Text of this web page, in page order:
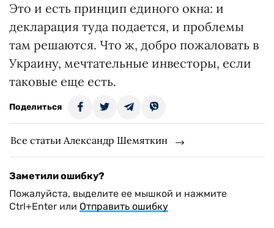
Это и есть принцип единого окна: и
декларация туда подается, и проблемы
там решаются. Что ж, добро пожаловать в
Украину, мечтательные инвесторы, если
таковые еще есть.
Поделиться
Все статьи Александр Шемяткин
Заметили ошибку?
Пожалуйста, выделите ее мышкой и нажмите
Ctrl+Enter или Отправить ошибку